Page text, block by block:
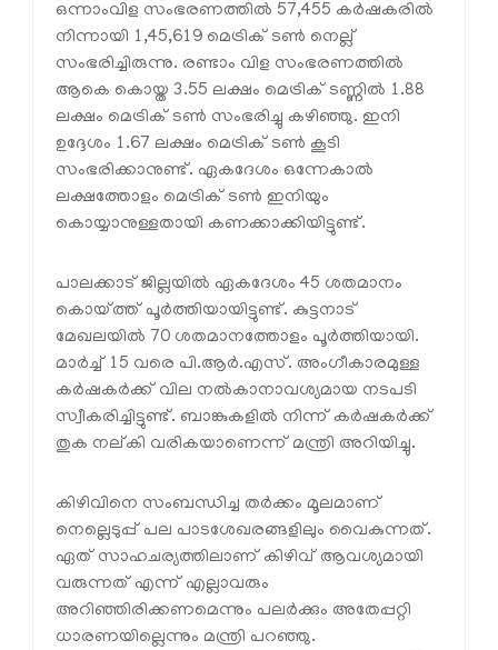
ഒന്നാംവിള സംഭരണത്തിൽ 57,455 കർഷകരിൽ
നിന്നായി 1,45,619 മെട്രിക് ടൺ നെല്ല്
സംഭരിച്ചിരുന്നു. രണ്ടാം വിള സംഭരണത്തിൽ
ആകെ കൊയ്ത 3.55 ലക്ഷം മെട്രിക് ടണ്ണിൽ 1.88
ലക്ഷം മെട്രിക് ടൺ സംഭരിച്ചു കഴിഞ്ഞു. ഇനി
ഉദ്ദേശം 1.67 ലക്ഷം മെട്രിക് ടൺ കൂടി
സംഭരിക്കാനുണ്ട്. ഏകദേശം ഒന്നേകാൽ
ലക്ഷത്തോളം മെട്രിക് ടൺ ഇനിയും
കൊയ്യാനുള്ളതായി കണക്കാക്കിയിട്ടുണ്ട്.
പാലക്കാട് ജില്ലയിൽ ഏകദേശം 45 ശതമാനം
കൊയ്ത്ത് പൂർത്തിയായിട്ടുണ്ട്. കുട്ടനാട്
മേഖലയിൽ 70 ശതമാനത്തോളം പൂർത്തിയായി.
മാർച്ച് 15 വരെ പി.ആർ.എസ്. അംഗീകാരമുള്ള
കർഷകർക്ക് വില നൽകാനാവശ്യമായ നടപടി
സ്വീകരിച്ചിട്ടുണ്ട്. ബാങ്കുകളിൽ നിന്ന് കർഷകർക്ക്
തുക നല്കി വരികയാണെന്ന് മന്ത്രി അറിയിച്ചു.
കിഴിവിനെ സംബന്ധിച്ച തർക്കം മൂലമാണ്
നെല്ലെടുപ്പ് പല പാടശേഖരങ്ങളിലും വൈകുന്നത്.
ഏത് സാഹചര്യത്തിലാണ് കിഴിവ് ആവശ്യമായി
വരുന്നത് എന്ന് എല്ലാവരും
അറിഞ്ഞിരിക്കണമെന്നും പലർക്കും അതേപ്പറ്റി
ധാരണയില്ലെന്നും മന്ത്രി പറഞ്ഞു.